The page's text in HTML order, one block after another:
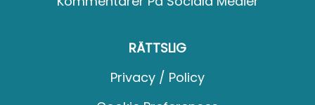
RÄTTSLIG
Privacy / Policy